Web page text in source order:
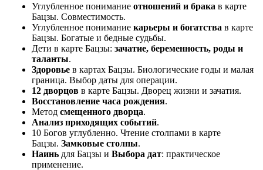
Углубленное понимание отношений и брака в карте
Бацзы. Совместимость.
Углубленное понимание карьеры и богатства в карте
Бацзы. Богатые и бедные судьбы.
Дети в карте Бацзы: зачатие, беременность, роды и
таланты.
Здоровье в картах Бацзы. Биологические годы и малая
граница. Выбор даты для операции.
12 дворцов в карте Бацзы. Дворец жизни и зачатия.
Восстановление часа рождения.
Метод смещенного дворца.
Анализ приходящих событий.
10 Богов углубленно. Чтение столпами в карте
Бацзы. Замковые столпы.
Наинь для Бацзы и Выбора дат: практическое
применение.